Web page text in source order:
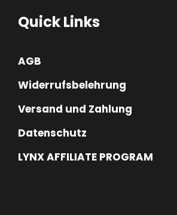
Quick Links
AGB
Widerrufsbelehrung
Versand und Zahlung
Datenschutz
LYNX AFFILIATE PROGRAM